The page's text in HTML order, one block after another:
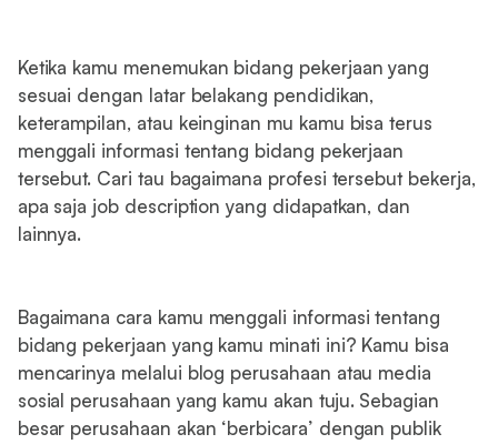
Ketika kamu menemukan bidang pekerjaan yang
sesuai dengan latar belakang pendidikan,
keterampilan, atau keinginan mu kamu bisa terus
menggali informasi tentang bidang pekerjaan
tersebut. Cari tau bagaimana profesi tersebut bekerja,
apa saja job description yang didapatkan, dan
lainnya.
Bagaimana cara kamu menggali informasi tentang
bidang pekerjaan yang kamu minati ini? Kamu bisa
mencarinya melalui blog perusahaan atau media
sosial perusahaan yang kamu akan tuju. Sebagian
besar perusahaan akan ‘berbicara’ dengan publik